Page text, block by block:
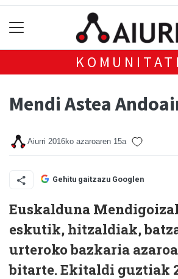
Mendi Astea
Aiurri 2016ko azaroaren 15a
Gehitu gaitzazu Googlen
Euskalduna
eskutik, hitzaldiak,
urteroko bazkaria
bitarte. Ekitaldi guztiak